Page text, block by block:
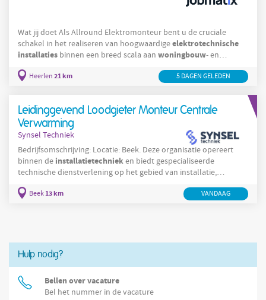
Wat jij doet Als Allround Elektromonteur bent u de cruciale
schakel in het realiseren van hoogwaardigeelektrotechnische
installaties binnen een breed scala aan woningbouw- en
voor het traject, beginnend bij het zorgvuldig verwijderen van
het deskundig aansluiten van
Heerlen 21 km 5 DAGEN GELEDEN
Leidinggevend Loodgieter Monteur Centrale
Verwarming
Synsel Techniek
Bedrijfsomschrijving: Locatie: Beek. Deze organisatie opereert
binnen de installatietechnieken biedt gespecialiseerde
technische dienstverlening op het gebied van installatie,
woningbouw
en utiliteitsbouw en verzorgt werkzaamheden aan
Beek13 km VANDAAG
Hulp nodig?
Bellen over vacature
Bel het nummer in de vacature